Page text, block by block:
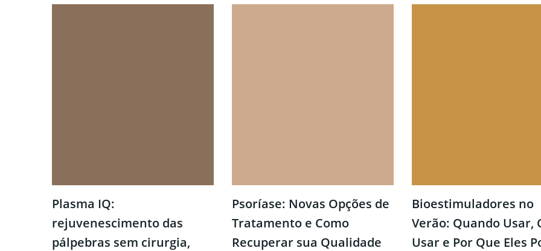
Plasma IQ:
rejuvenescimento das
pálpebras sem cirurgia,
Psoríase: Novas Opções de
Tratamento e Como
Recuperar sua Qualidade
Bioestimuladores no
Verão: Quando Usar,
Usar e Por Que Eles